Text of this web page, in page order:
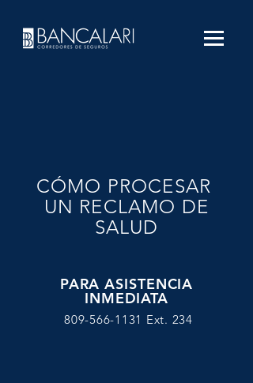
CÓMO PROCESAR
UN RECLAMO DE
SALUD
PARA ASISTENCIA
INMEDIATA
809-566-1131 Ext. 234